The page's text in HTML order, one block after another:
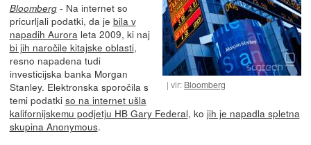
vir: Bloomberg
Bloomberg- Na internet so
pricurljali podatki, da je bila v
napadih Auroraleta 2009, ki naj
bi jih naročile kitajske oblasti,
resno napadena tudi
investicijska banka Morgan
Stanley. Elektronska sporočila s
temi podatki so na internet ušla
kalifornijskemu podjetju HB Gary Federal, ko jih je napadla spletna
skupina Anonymous.